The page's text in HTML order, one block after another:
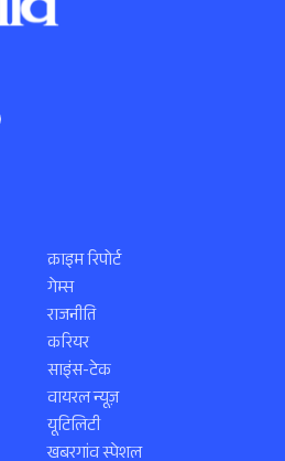
क्राइम रिपोर्ट
गेम्स
राजनीति
करियर
साइंस-टेक
वायरल न्यूज़
यूटिलिटी
खबरगांव स्पेशल